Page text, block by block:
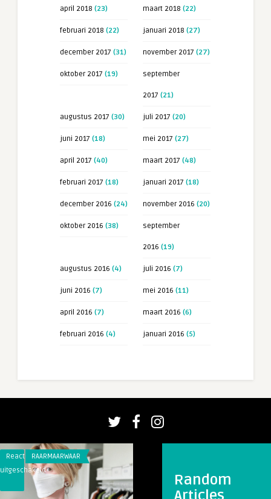
april 2018 (23) maart 2018 (22)
februari 2018 (22) januari 2018 (27)
december 2017 (31) november 2017 (27)
oktober 2017 (19) september
2017 (21)
augustus 2017 (30) juli 2017 (20)
juni 2017 (18) mei 2017 (27)
april 2017 (40) maart 2017 (48)
februari 2017 (18) januari 2017 (18)
december 2016 (24) november 2016 (20)
oktober 2016 (38) september
2016 (19)
augustus 2016 (4) juli 2016 (7)
juni 2016 (7) mei 2016 (11)
april 2016 (7) maart 2016 (6)
februari 2016 (4) januari 2016 (5)
Random
Reacties
uitgeschakeld
RAARMAARWAAR
voor
Geloofwaardiger